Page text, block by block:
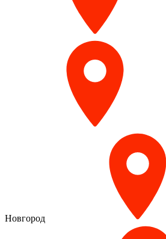
Новгород